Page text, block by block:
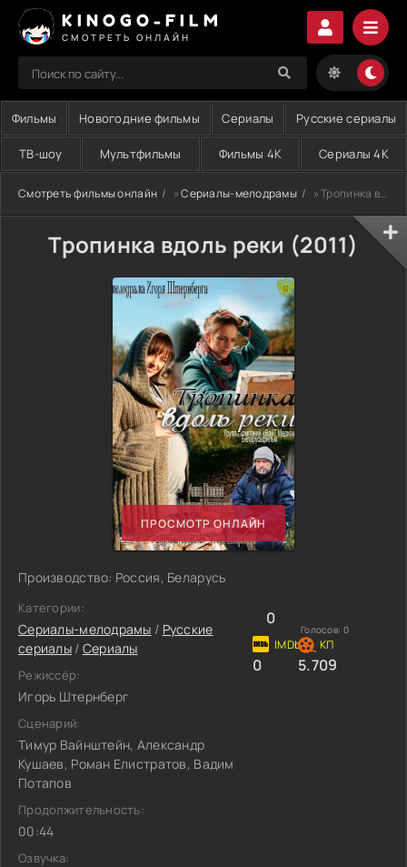
KINOGO-FILM
СМОТРЕТЬ ОНЛАЙН
Фильмы Новогодние фильмы Сериалы Русские сериалы
ТВ-шоу Мультфильмы Фильмы 4K Сериалы 4K
Смотреть фильмы онлайн »Сериалы-мелодрамы » Тропинка вдоль реки (2011)
Тропинка вдоль реки (2011)
ПРОСМОТР ОНЛАЙН
Производство: Россия, Беларусь
Категории:
Сериалы-мелодрамы / Русские
сериалы/ Сериалы
Режиссёр:
Игорь Штернберг
Сценарий:
Тимур Вайнштейн, Александр
Кушаев, Роман Елистратов, Вадим
Потапов
Продолжительность:
00:44
Озвучка:
0
Голосов: 0
0 5.709